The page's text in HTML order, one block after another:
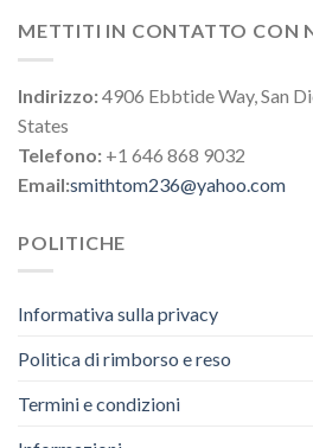
METTITI IN CONTATTO CON
Indirizzo:4906 Ebbtide Way, San
States
Telefono: +1 646 868 9032
Email:smithtom236@yahoo.com
POLITICHE
Informativa sulla privacy
Politica di rimborso e reso
Termini e condizioni